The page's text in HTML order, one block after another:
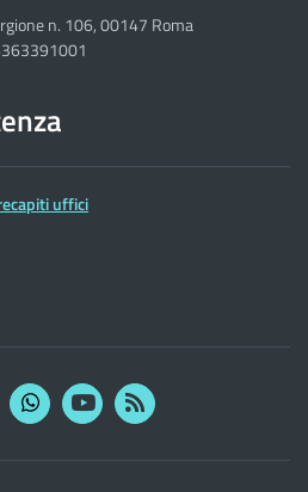
n. 106, 00147 Roma
uffici
YouTubeRSS